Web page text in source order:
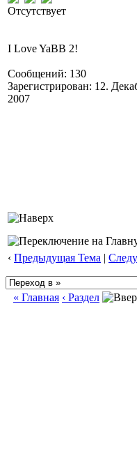
Отсутствует
I Love YaBB 2!
Сообщений: 130
Зарегистрирован: 12.
2007
‹ Предыдущая Тема |
« Главная ‹ Раздел